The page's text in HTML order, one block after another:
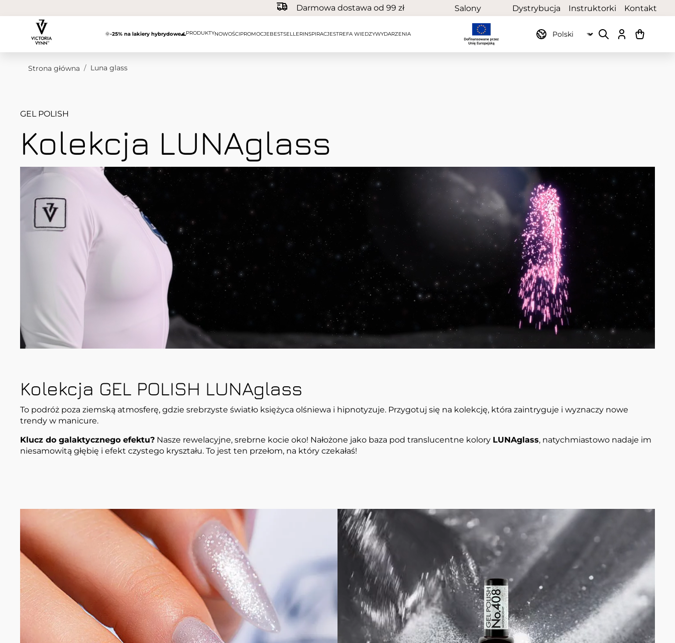
Darmowa dostawa od 99 zł
Salony
partnerskie
Dystrybucja Instruktorki Kontakt
🌞-25% na lakiery hybrydowe🌊PRODUKTYNOWOŚCIPROMOCJEBESTSELLERINSPIRACJESTREFA WIEDZYWYDARZENIA
Strona główna / Luna glass
GEL POLISH
Kolekcja LUNAglass
Kolekcja GEL POLISH LUNAglass
To podróż poza ziemską atmosferę, gdzie srebrzyste światło księżyca olśniewa i hipnotyzuje. Przygotuj się na kolekcję, która zaintryguje i wyznaczy nowe
trendy w manicure.
Klucz do galaktycznego efektu? Nasze rewelacyjne, srebrne kocie oko! Nałożone jako baza pod translucentne kolory LUNAglass, natychmiastowo nadaje im
niesamowitą głębię i efekt czystego kryształu. To jest ten przełom, na który czekałaś!